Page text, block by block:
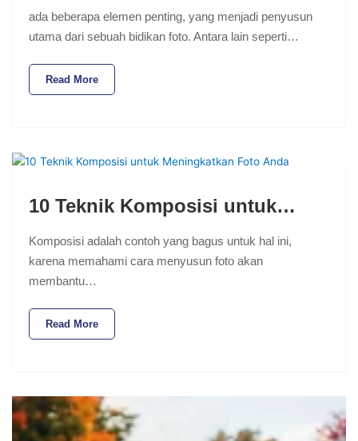
ada beberapa elemen penting, yang menjadi penyusun
utama dari sebuah bidikan foto. Antara lain seperti…
Read More
10 Teknik Komposisi untuk…
Komposisi adalah contoh yang bagus untuk hal ini,
karena memahami cara menyusun foto akan
membantu…
Read More